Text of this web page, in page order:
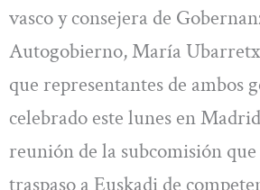
vasco y consejera de
Autogobierno, María
que representantes de ambos
celebrado este lunes en
reunión de la subcomisión